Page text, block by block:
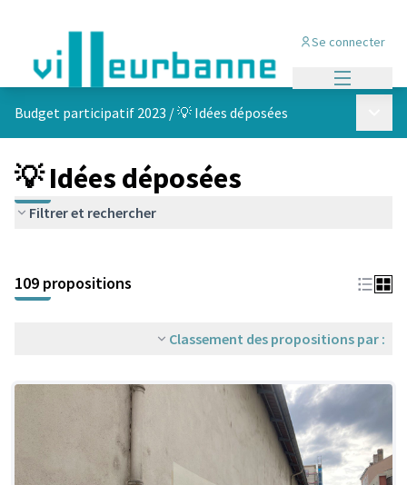
Se connecter
Budget participatif 2023 /💡 Idées déposées
💡 Idées déposées
Filtrer et rechercher
+
−
109 propositions
Classement des propositions par :